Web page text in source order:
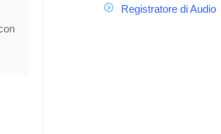
Registratore di Audio